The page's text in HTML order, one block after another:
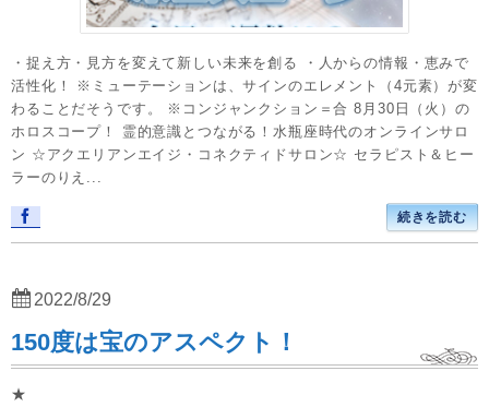
・捉え方・見方を変えて新しい未来を創る ・人からの情報・恵みで
活性化！ ※ミューテーションは、サインのエレメント（4元素）が変
わることだそうです。 ※コンジャンクション＝合 8月30日（火）の
ホロスコープ！ 霊的意識とつながる！水瓶座時代のオンラインサロ
ン ☆アクエリアンエイジ・コネクティドサロン☆ セラピスト＆ヒー
ラーのりえ...
続きを読む
150度は宝のアスペクト！
★
2022/8/29